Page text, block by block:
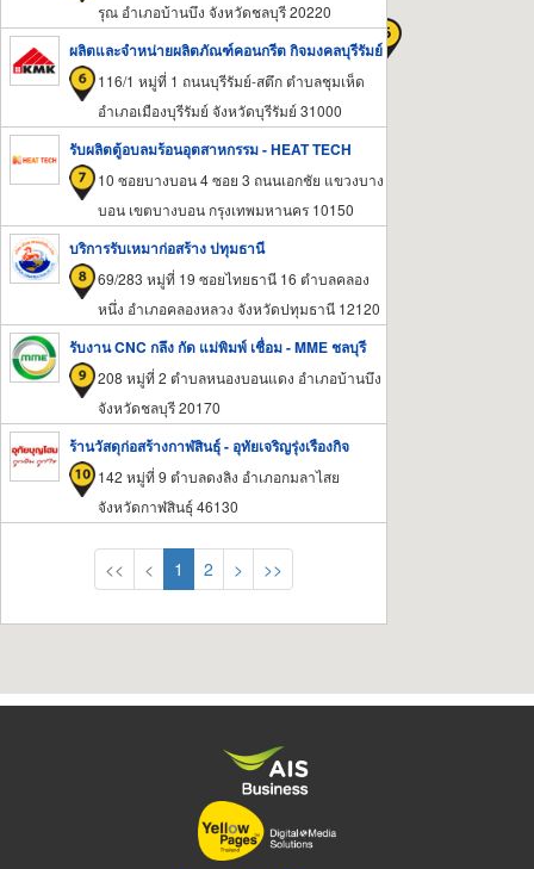
รุณ อำเภอบ้านบึง จังหวัดชลบุรี 20220
ผลิตและจำหน่ายผลิตภัณฑ์คอนกรีต กิจมงคลบุรีรัมย์
116/1 หมู่ที่ 1 ถนนบุรีรัมย์-สตึก ตำบลชุมเห็ด
อำเภอเมืองบุรีรัมย์ จังหวัดบุรีรัมย์ 31000
รับผลิตตู้อบลมร้อนอุตสาหกรรม - HEAT TECH
10 ซอยบางบอน 4 ซอย 3 ถนนเอกชัย แขวงบาง
บอน เขตบางบอน กรุงเทพมหานคร 10150
บริการรับเหมาก่อสร้าง ปทุมธานี
69/283 หมู่ที่ 19 ซอยไทยธานี 16 ตำบลคลอง
หนึ่ง อำเภอคลองหลวง จังหวัดปทุมธานี 12120
รับงาน CNC กลึง กัด แม่พิมพ์ เชื่อม - MME ชลบุรี
208 หมู่ที่ 2 ตำบลหนองบอนแดง อำเภอบ้านบึง
จังหวัดชลบุรี 20170
ร้านวัสดุก่อสร้างกาฬสินธุ์ - อุทัยเจริญรุ่งเรืองกิจ
142 หมู่ที่ 9 ตำบลดงลิง อำเภอกมลาไสย
จังหวัดกาฬสินธุ์ 46130
<< < 1 2 > >>